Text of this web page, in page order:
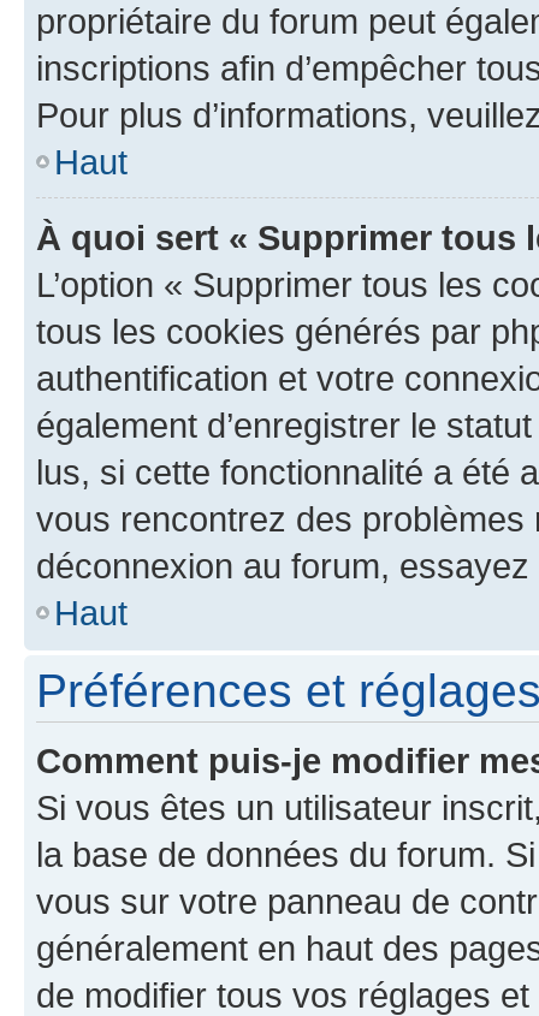
propriétaire du forum peut
inscriptions afin d’empêcher
Pour plus d’informations,
Haut
À quoi sert « Supprimer tous
L’option « Supprimer tous les
tous les cookies générés par
authentification et votre
également d’enregistrer le
lus, si cette fonctionnalité a été
vous rencontrez des
déconnexion au forum,
Haut
Préférences et
Comment puis-je modifier
Si vous êtes un utilisateur
la base de données du forum.
vous sur votre panneau de
généralement en haut des
de modifier tous vos réglages